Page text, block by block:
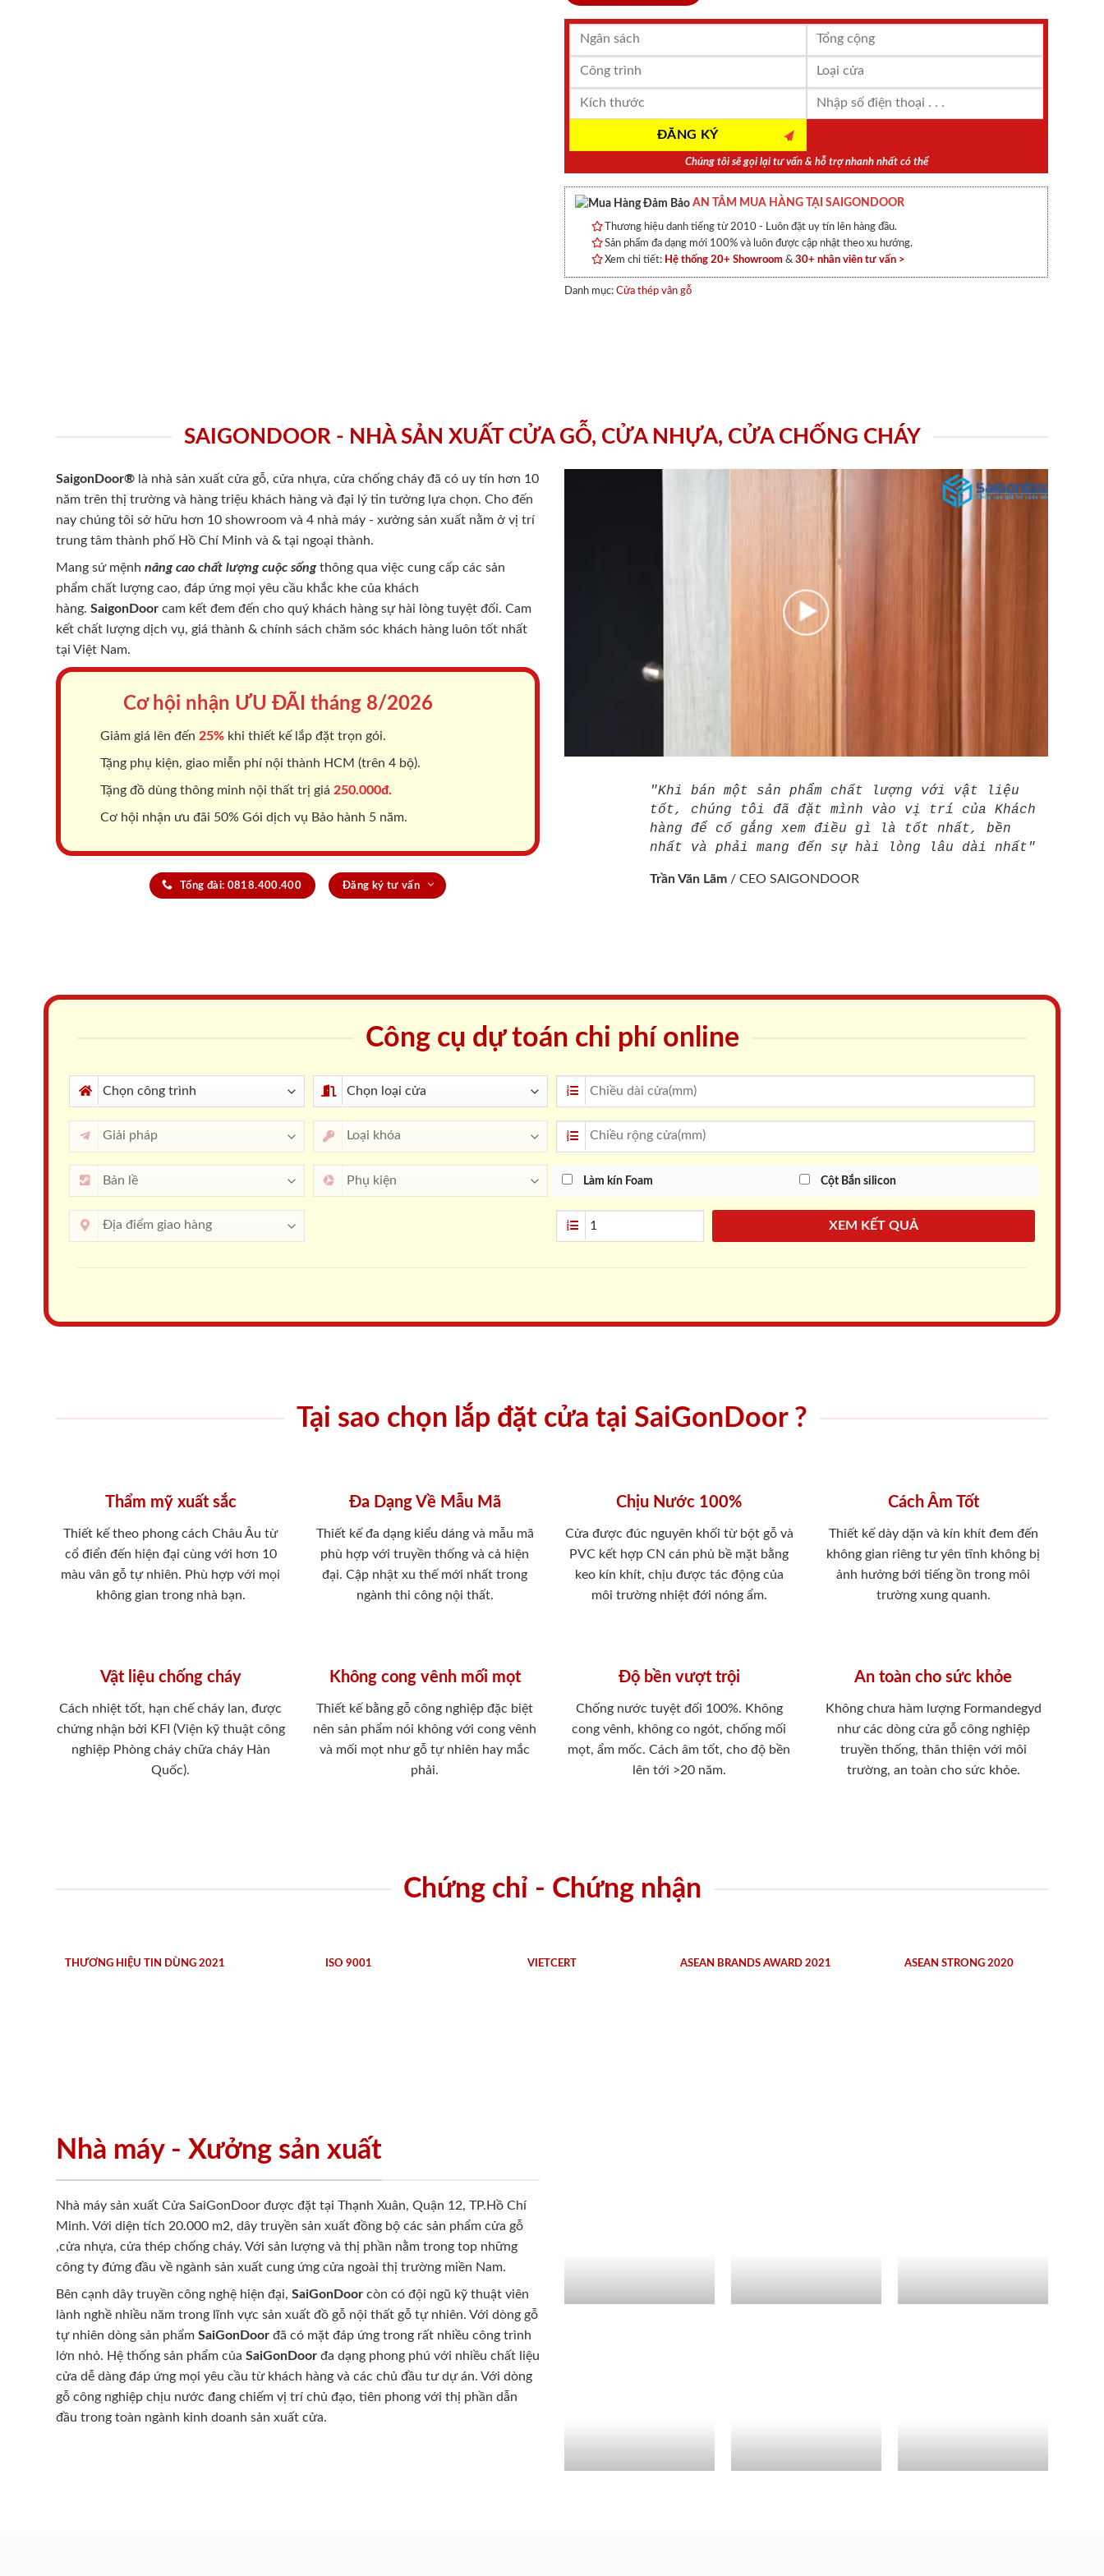
Chúng tôi sẽ gọi lại tư vấn & hỗ trợ nhanh nhất có thể
AN TÂM MUA HÀNG TẠI SAIGONDOOR
Thương hiệu danh tiếng từ 2010 - Luôn đặt uy tín lên hàng đầu.
Sản phẩm đa dạng mới 100% và luôn được cập nhật theo xu hướng.
Xem chi tiết: Hệ thống 20+ Showroom & 30+ nhân viên tư vấn >
Danh mục: Cửa thép vân gỗ
SAIGONDOOR - NHÀ SẢN XUẤT CỬA GỖ, CỬA NHỰA, CỬA CHỐNG CHÁY
SaigonDoor® là nhà sản xuất cửa gỗ, cửa nhựa, cửa chống cháy đã có uy tín hơn 10
năm trên thị trường và hàng triệu khách hàng và đại lý tin tưởng lựa chọn. Cho đến
nay chúng tôi sở hữu hơn 10 showroom và 4 nhà máy - xưởng sản xuất nằm ở vị trí
trung tâm thành phố Hồ Chí Minh và & tại ngoại thành.
Mang sứ mệnh nâng cao chất lượng cuộc sốngthông qua việc cung cấp các sản
phẩm chất lượng cao, đáp ứng mọi yêu cầu khắc khe của khách
hàng. SaigonDoor cam kết đem đến cho quý khách hàng sự hài lòng tuyệt đối. Cam
kết chất lượng dịch vụ, giá thành & chính sách chăm sóc khách hàng luôn tốt nhất
tại Việt Nam.
Cơ hội nhận ƯU ĐÃI tháng 8/2026
Giảm giá lên đến 25% khi thiết kế lắp đặt trọn gói.
Tặng phụ kiện, giao miễn phí nội thành HCM (trên 4 bộ).
Tặng đồ dùng thông minh nội thất trị giá 250.000đ.
Cơ hội nhận ưu đãi 50% Gói dịch vụ Bảo hành 5 năm.
Tổng đài: 0818.400.400 Đăng ký tư vấn
"Khi bán một sản phẩm chất lượng với vật liệu
tốt, chúng tôi đã đặt mình vào vị trí của Khách
hàng để cố gắng xem điều gì là tốt nhất, bền
nhất và phải mang đến sự hài lòng lâu dài nhất"
Trần Văn Lãm / CEO SAIGONDOOR
Công cụ dự toán chi phí online
Làm kín Foam Cột Bắn silicon
XEM KẾT QUẢ
Tại sao chọn lắp đặt cửa tại SaiGonDoor ?
Thẩm mỹ xuất sắc
Thiết kế theo phong cách Châu Âu từ
cổ điển đến hiện đại cùng với hơn 10
màu vân gỗ tự nhiên. Phù hợp với mọi
không gian trong nhà bạn.
Đa Dạng Về Mẫu Mã
Thiết kế đa dạng kiểu dáng và mẫu mã
phù hợp với truyền thống và cả hiện
đại. Cập nhật xu thế mới nhất trong
ngành thi công nội thất.
Chịu Nước 100%
Cửa được đúc nguyên khối từ bột gỗ và
PVC kết hợp CN cán phủ bề mặt bằng
keo kín khít, chịu được tác động của
môi trường nhiệt đới nóng ẩm.
Cách Âm Tốt
Thiết kế dày dặn và kín khít đem đến
không gian riêng tư yên tĩnh không bị
ảnh hưởng bới tiếng ồn trong môi
trường xung quanh.
Vật liệu chống cháy
Cách nhiệt tốt, hạn chế cháy lan, được
chứng nhận bởi KFI (Viện kỹ thuật công
nghiệp Phòng cháy chữa cháy Hàn
Quốc).
Không cong vênh mối mọt
Thiết kế bằng gỗ công nghiệp đặc biệt
nên sản phẩm nói không với cong vênh
và mối mọt như gỗ tự nhiên hay mắc
phải.
Độ bền vượt trội
Chống nước tuyệt đối 100%. Không
cong vênh, không co ngót, chống mối
mọt, ẩm mốc. Cách âm tốt, cho độ bền
lên tới >20 năm.
An toàn cho sức khỏe
Không chưa hàm lượng Formandegyd
như các dòng cửa gỗ công nghiệp
truyền thống, thân thiện với môi
trường, an toàn cho sức khỏe.
Chứng chỉ - Chứng nhận
THƯƠNG HIỆU TIN DÙNG 2021 ISO 9001 VIETCERT ASEAN BRANDS AWARD 2021 ASEAN STRONG 2020
Nhà máy - Xưởng sản xuất
Nhà máy sản xuất Cửa SaiGonDoor được đặt tại Thạnh Xuân, Quận 12, TP.Hồ Chí
Minh. Với diện tích 20.000 m2, dây truyền sản xuất đồng bộ các sản phẩm cửa gỗ
,cửa nhựa, cửa thép chống cháy. Với sản lượng và thị phần nằm trong top những
công ty đứng đầu về ngành sản xuất cung ứng cửa ngoài thị trường miền Nam.
Bên cạnh dây truyền công nghệ hiện đại, SaiGonDoor còn có đội ngũ kỹ thuật viên
lành nghề nhiều năm trong lĩnh vực sản xuất đồ gỗ nội thất gỗ tự nhiên. Với dòng gỗ
tự nhiên dòng sản phẩm SaiGonDoor đã có mặt đáp ứng trong rất nhiều công trình
lớn nhỏ. Hệ thống sản phẩm của SaiGonDoor đa dạng phong phú với nhiều chất liệu
cửa dễ dàng đáp ứng mọi yêu cầu từ khách hàng và các chủ đầu tư dự án. Với dòng
gỗ công nghiệp chịu nước đang chiếm vị trí chủ đạo, tiên phong với thị phần dẫn
đầu trong toàn ngành kinh doanh sản xuất cửa.